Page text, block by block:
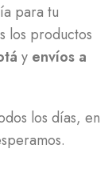
para tu
los productos
y envíos a
los días, en